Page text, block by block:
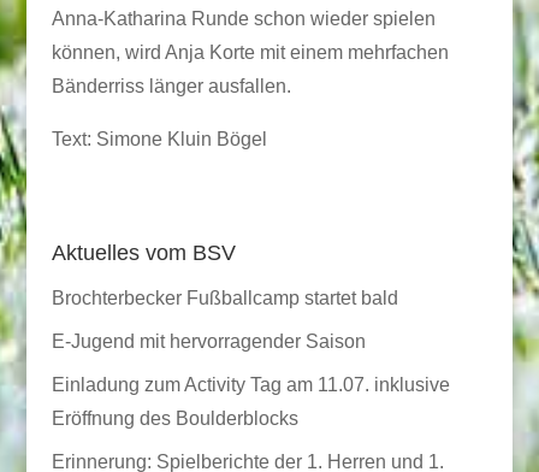
Anna-Katharina Runde schon wieder spielen
können, wird Anja Korte mit einem mehrfachen
Bänderriss länger ausfallen.
Text: Simone Kluin Bögel
Aktuelles vom BSV
Brochterbecker Fußballcamp startet bald
E-Jugend mit hervorragender Saison
Einladung zum Activity Tag am 11.07. inklusive
Eröffnung des Boulderblocks
Erinnerung: Spielberichte der 1. Herren und 1.